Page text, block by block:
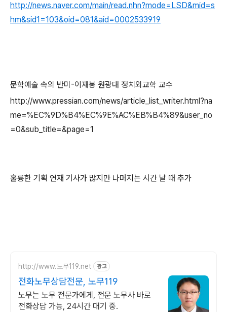
http://news.naver.com/main/read.nhn?mode=LSD&mid=s
hm&sid1=103&oid=081&aid=0002533919
문학예술 속의 반미-이재봉 원광대 정치외교학 교수
http://www.pressian.com/news/article_list_writer.html?na
me=%EC%9D%B4%EC%9E%AC%EB%B4%89&user_no
=0&sub_title=&page=1
훌륭한 기획 연재 기사가 많지만 나머지는 시간 날 때 추가
http://www.노무119.net 광고
전화노무상담전문, 노무119
노무는 노무 전문가에게, 전문 노무사 바로
전화상담 가능, 24시간 대기 중.